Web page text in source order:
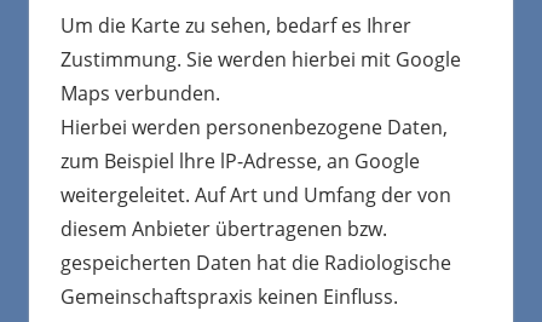
Um die Karte zu sehen, bedarf es Ihrer
Zustimmung. Sie werden hierbei mit Google
Maps verbunden.
Hierbei werden personenbezogene Daten,
zum Beispiel lhre lP-Adresse, an Google
weitergeleitet. Auf Art und Umfang der von
diesem Anbieter übertragenen bzw.
gespeicherten Daten hat die Radiologische
Gemeinschaftspraxis keinen Einfluss.